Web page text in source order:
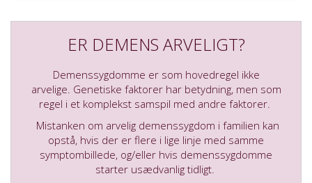
ER DEMENS ARVELIGT?
Demenssygdomme er som hovedregel ikke
arvelige. Genetiske faktorer har betydning, men som
regel i et komplekst samspil med andre faktorer.
Mistanken om arvelig demenssygdom i familien kan
opstå, hvis der er flere i lige linje med samme
symptombillede, og/eller hvis demenssygdomme
starter usædvanlig tidligt.